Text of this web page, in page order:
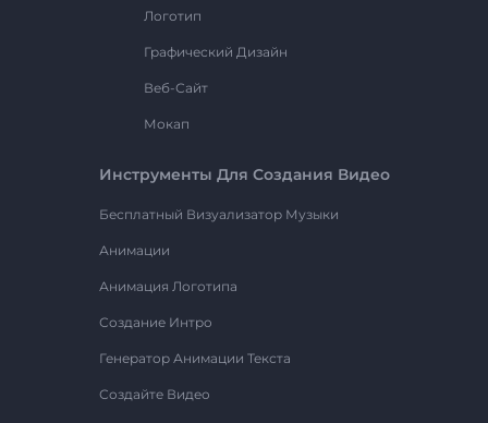
Логотип
Графический Дизайн
Веб-Сайт
Мокап
Инструменты Для Создания Видео
Бесплатный Визуализатор Музыки
Анимации
Анимация Логотипа
Создание Интро
Генератор Анимации Текста
Создайте Видео